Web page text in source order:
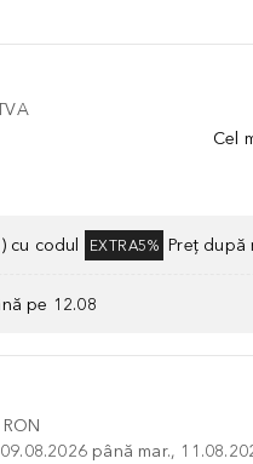
Cel
cu codul EXTRA5% Preț după
pe 12.08
până mar.,